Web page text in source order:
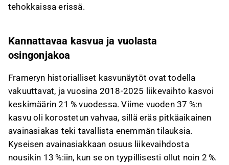
tehokkaissa erissä.
Kannattavaa kasvua ja vuolasta
osingonjakoa
Frameryn historialliset kasvunäytöt ovat todella
vakuuttavat, ja vuosina 2018-2025 liikevaihto kasvoi
keskimäärin 21 % vuodessa. Viime vuoden 37 %:n
kasvu oli korostetun vahvaa, sillä eräs pitkäaikainen
avainasiakas teki tavallista enemmän tilauksia.
Kyseisen avainasiakkaan osuus liikevaihdosta
nousikin 13 %:iin, kun se on tyypillisesti ollut noin 2 %.